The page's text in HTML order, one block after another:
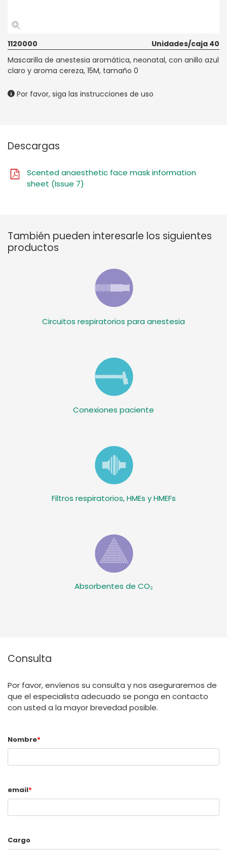
1120000
Unidades/caja 40
Mascarilla de anestesia aromática, neonatal, con anillo azul
claro y aroma cereza, 15M, tamaño 0
Por favor, siga las instrucciones de uso
Descargas
Scented anaesthetic face mask information
sheet (Issue 7)
También pueden interesarle los siguientes
productos
Circuitos respiratorios para anestesia
Conexiones paciente
Filtros respiratorios, HMEs y HMEFs
Absorbentes de CO₂
Consulta
Por favor, envíenos su consulta y nos aseguraremos de
que el especialista adecuado se ponga en contacto
con usted a la mayor brevedad posible.
Nombre*
email*
Cargo